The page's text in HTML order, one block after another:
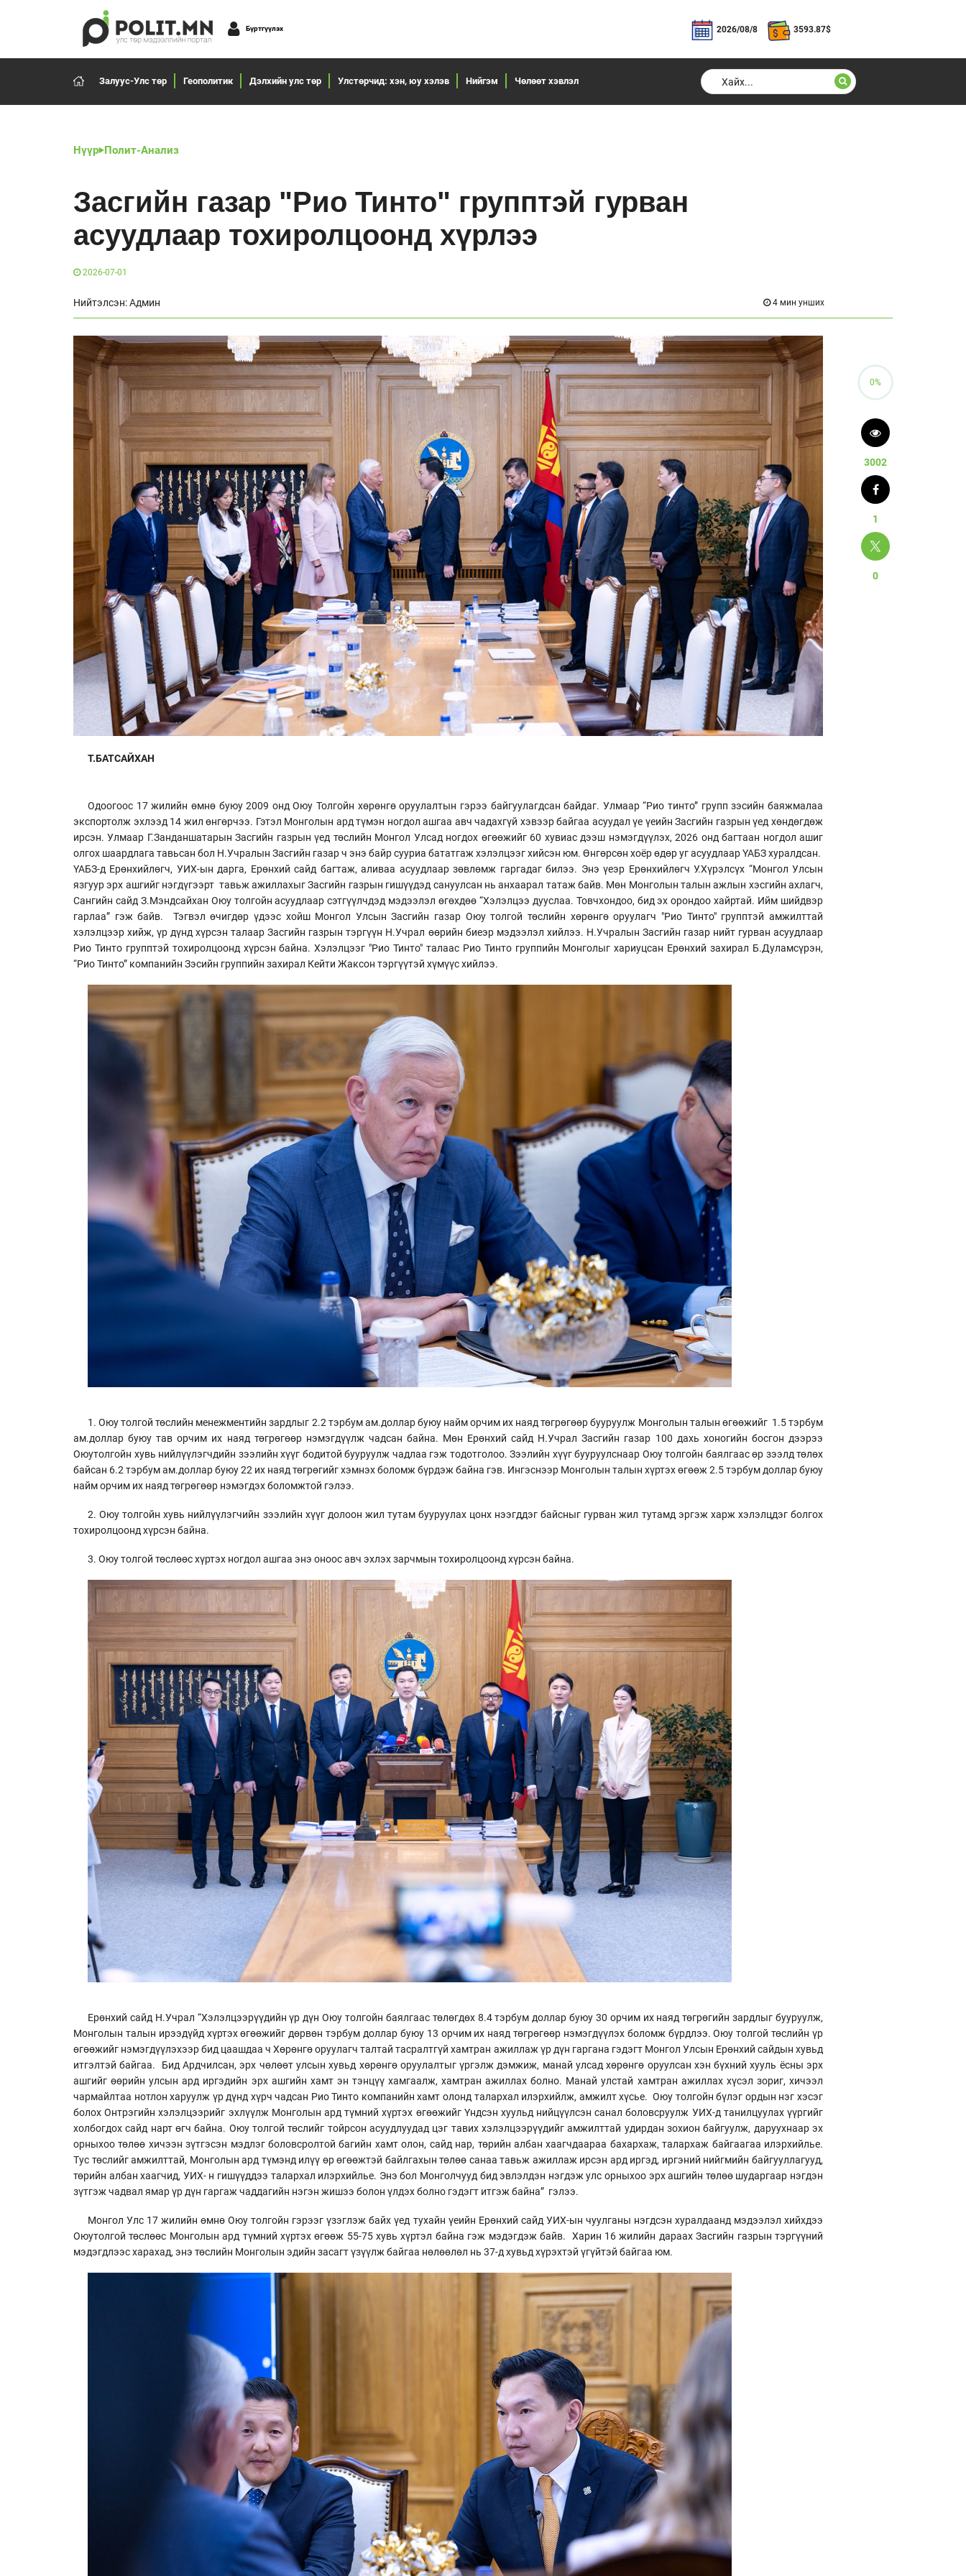
Бүртгүүлэх 2026/08/8 3593.87$
Залуус-Улс төр Геополитик Дэлхийн улс төр Улстөрчид: хэн, юу хэлэв Нийгэм Чөлөөт хэвлэл
Нүүр Полит-Анализ
Засгийн газар "Рио Тинто" групптэй гурван
асуудлаар тохиролцоонд хүрлээ
2026-07-01
Нийтэлсэн: Админ 4 мин унших
Т.БАТСАЙХАН
Одоогоос 17 жилийн өмнө буюу 2009 онд Оюу Толгойн хөрөнгө оруулалтын гэрээ байгуулагдсан байдаг. Улмаар “Рио тинто” групп зэсийн баяжмалаа
экспортолж эхлээд 14 жил өнгөрчээ. Гэтэл Монголын ард түмэн ногдол ашгаа авч чадахгүй хэвээр байгаа асуудал үе үеийн Засгийн газрын үед хөндөгдөж
ирсэн. Улмаар Г.Занданшатарын Засгийн газрын үед төслийн Монгол Улсад ногдох өгөөжийг 60 хувиас дээш нэмэгдүүлэх, 2026 онд багтаан ногдол ашиг
олгох шаардлага тавьсан бол Н.Учралын Засгийн газар ч энэ байр сууриа бататгаж хэлэлцээг хийсэн юм. Өнгөрсөн хоёр өдөр уг асуудлаар ҮАБЗ хуралдсан.
ҮАБЗ-д Ерөнхийлөгч, УИХ-ын дарга, Ерөнхий сайд багтаж, аливаа асуудлаар зөвлөмж гаргадаг билээ. Энэ үеэр Ерөнхийлөгч У.Хүрэлсүх “Монгол Улсын
язгуур эрх ашгийг нэгдүгээрт тавьж ажиллахыг Засгийн газрын гишүүдэд сануулсан нь анхаарал татаж байв. Мөн Монголын талын ажлын хэсгийн ахлагч,
Сангийн сайд З.Мэндсайхан Оюу толгойн асуудлаар сэтгүүлчдэд мэдээлэл өгөхдөө “Хэлэлцээ дууслаа. Товчхондоо, бид эх орондоо хайртай. Ийм шийдвэр
гарлаа” гэж байв. Тэгвэл өчигдөр үдээс хойш Монгол Улсын Засгийн газар Оюу толгой төслийн хөрөнгө оруулагч "Рио Тинто" групптэй амжилттай
хэлэлцээр хийж, үр дүнд хүрсэн талаар Засгийн газрын тэргүүн Н.Учрал өөрийн биеэр мэдээлэл хийлээ. Н.Учралын Засгийн газар нийт гурван асуудлаар
Рио Тинто групптэй тохиролцоонд хүрсэн байна. Хэлэлцээг "Рио Тинто" талаас Рио Тинто группийн Монголыг хариуцсан Ерөнхий захирал Б.Дуламсүрэн,
“Рио Тинто” компанийн Зэсийн группийн захирал Кейти Жаксон тэргүүтэй хүмүүс хийлээ.
1. Оюу толгой төслийн менежментийн зардлыг 2.2 тэрбум ам.доллар буюу найм орчим их наяд төгрөгөөр бууруулж Монголын талын өгөөжийг 1.5 тэрбум
ам.доллар буюу тав орчим их наяд төгрөгөөр нэмэгдүүлж чадсан байна. Мөн Ерөнхий сайд Н.Учрал Засгийн газар 100 дахь хоногийн босгон дээрээ
Оюутолгойн хувь нийлүүлэгчдийн зээлийн хүүг бодитой бууруулж чадлаа гэж тодотголоо. Зээлийн хүүг бууруулснаар Оюу толгойн баялгаас өр зээлд төлөх
байсан 6.2 тэрбум ам.доллар буюу 22 их наяд төгрөгийг хэмнэх боломж бүрдэж байна гэв. Ингэснээр Монголын талын хүртэх өгөөж 2.5 тэрбум доллар буюу
найм орчим их наяд төгрөгөөр нэмэгдэх боломжтой гэлээ.
2. Оюу толгойн хувь нийлүүлэгчийн зээлийн хүүг долоон жил тутам бууруулах цонх нээгддэг байсныг гурван жил тутамд эргэж харж хэлэлцдэг болгох
тохиролцоонд хүрсэн байна.
3. Оюу толгой төслөөс хүртэх ногдол ашгаа энэ оноос авч эхлэх зарчмын тохиролцоонд хүрсэн байна.
Ерөнхий сайд Н.Учрал “Хэлэлцээрүүдийн үр дүн Оюу толгойн баялгаас төлөгдөх 8.4 тэрбум доллар буюу 30 орчим их наяд төгрөгийн зардлыг бууруулж,
Монголын талын ирээдүйд хүртэх өгөөжийг дөрвөн тэрбум доллар буюу 13 орчим их наяд төгрөгөөр нэмэгдүүлэх боломж бүрдлээ. Оюу толгой төслийн үр
өгөөжийг нэмэгдүүлэхээр бид цаашдаа ч Хөрөнгө оруулагч талтай тасралтгүй хамтран ажиллаж үр дүн гаргана гэдэгт Монгол Улсын Ерөнхий сайдын хувьд
итгэлтэй байгаа. Бид Ардчилсан, эрх чөлөөт улсын хувьд хөрөнгө оруулалтыг үргэлж дэмжиж, манай улсад хөрөнгө оруулсан хэн бүхний хууль ёсны эрх
ашгийг өөрийн улсын ард иргэдийн эрх ашгийн хамт эн тэнцүү хамгаалж, хамтран ажиллах болно. Манай улстай хамтран ажиллах хүсэл зориг, хичээл
чармайлтаа нотлон харуулж үр дүнд хүрч чадсан Рио Тинто компанийн хамт олонд талархал илэрхийлж, амжилт хүсье. Оюу толгойн бүлэг ордын нэг хэсэг
болох Онтрэгийн хэлэлцээрийг эхлүүлж Монголын ард түмний хүртэх өгөөжийг Үндсэн хуульд нийцүүлсэн санал боловсруулж УИХ-д танилцуулах үүргийг
холбогдох сайд нарт өгч байна. Оюу толгой төслийг тойрсон асуудлуудад цэг тавих хэлэлцээрүүдийг амжилттай удирдан зохион байгуулж, даруухнаар эх
орныхоо төлөө хичээн зүтгэсэн мэдлэг боловсролтой багийн хамт олон, сайд нар, төрийн албан хаагчдаараа бахархаж, талархаж байгаагаа илэрхийлье.
Тус төслийг амжилттай, Монголын ард түмэнд илүү өр өгөөжтэй байлгахын төлөө санаа тавьж ажиллаж ирсэн ард иргэд, иргэний нийгмийн байгууллагууд,
төрийн албан хаагчид, УИХ- н гишүүддээ талархал илэрхийлье. Энэ бол Монголчууд бид эвлэлдэн нэгдэж улс орныхоо эрх ашгийн төлөө шударгаар нэгдэн
зүтгэж чадвал ямар үр дүн гаргаж чаддагийн нэгэн жишээ болон үлдэх болно гэдэгт итгэж байна” гэлээ.
Монгол Улс 17 жилийн өмнө Оюу толгойн гэрээг үзэглэж байх үед тухайн үеийн Ерөнхий сайд УИХ-ын чуулганы нэгдсэн хуралдаанд мэдээлэл хийхдээ
Оюутолгой төслөөс Монголын ард түмний хүртэх өгөөж 55-75 хувь хүртэл байна гэж мэдэгдэж байв. Харин 16 жилийн дараах Засгийн газрын тэргүүний
мэдэгдлээс харахад, энэ төслийн Монголын эдийн засагт үзүүлж байгаа нөлөөлөл нь 37-д хувьд хүрэхтэй үгүйтэй байгаа юм.
0%
3002
1
0